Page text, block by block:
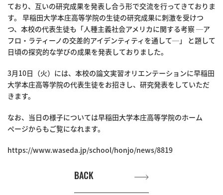
ており、互いの研究成果を発表し合う形で交流を行ってきておりま
す。 早稲田大学本庄高等学院の生徒の研究成果に刺激を受けつ
つ、本校の代表生徒も「人種主義社会アメリカに関する考察 ─ア
フロ・ラティーノの交差的アイデンティティを通して─」 と題して
日頃の探究的な学びの成果を発表しておりました。
3月10日（火）には、本校の論文実習オリエンテーションに早稲田
大学本庄高等学院の代表生徒をお招きし、研究発表をしていただ
きます。
なお、当日の様子については早稲田大学本庄高等学院のホーム
ページからもご覧になれます。
https://www.waseda.jp/school/honjo/news/8819
BACK